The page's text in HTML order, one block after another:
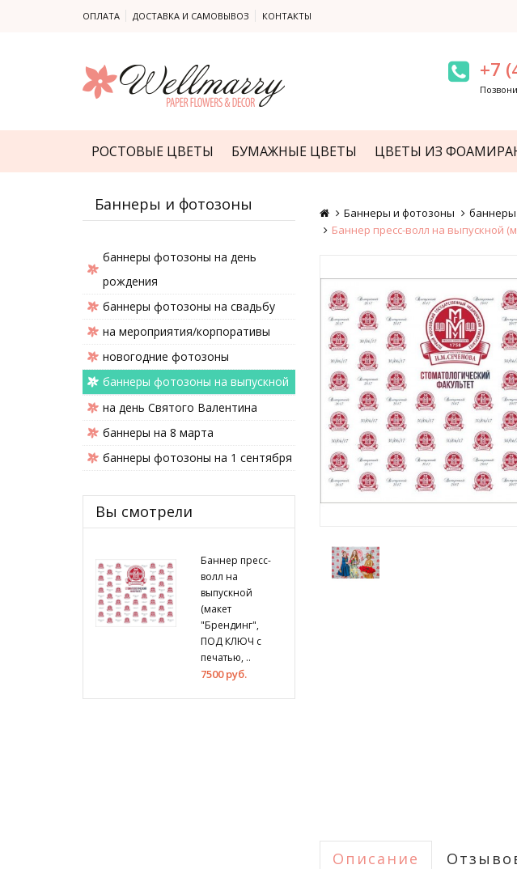
ОПЛАТА ДОСТАВКА И САМОВЫВОЗ КОНТАКТЫ
+7
РОСТОВЫЕ ЦВЕТЫ БУМАЖНЫЕ ЦВЕТЫ ЦВЕТЫ ИЗ
Баннеры и фотозоны
баннеры фотозоны на день
рождения
баннеры фотозоны на свадьбу
на мероприятия/корпоративы
новогодние фотозоны
баннеры фотозоны на выпускной
на день Святого Валентина
баннеры на 8 марта
баннеры фотозоны на 1 сентября
Вы смотрели
Баннер пресс-
волл на
выпускной
(макет
"Брендинг",
ПОД КЛЮЧ с
печатью, ..
7500 руб.
Баннеры и фотозоны
Баннер пресс-волл на выпускной
Описание